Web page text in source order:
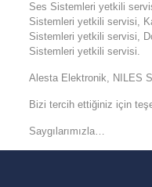
Ses Sistemleri yetkili
Sistemleri yetkili servisi,
Sistemleri yetkili servisi,
Sistemleri yetkili servisi.
Alesta Elektronik, NILES
Bizi tercih ettiğiniz için
Saygılarımızla…